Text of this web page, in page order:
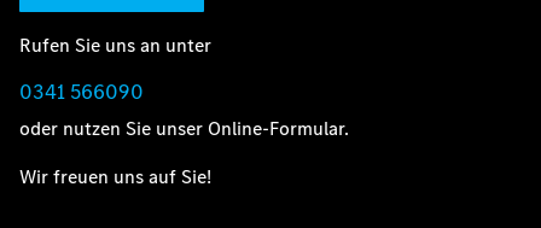
Rufen Sie uns an unter
0341 566090
oder nutzen Sie unser Online-Formular.
Wir freuen uns auf Sie!